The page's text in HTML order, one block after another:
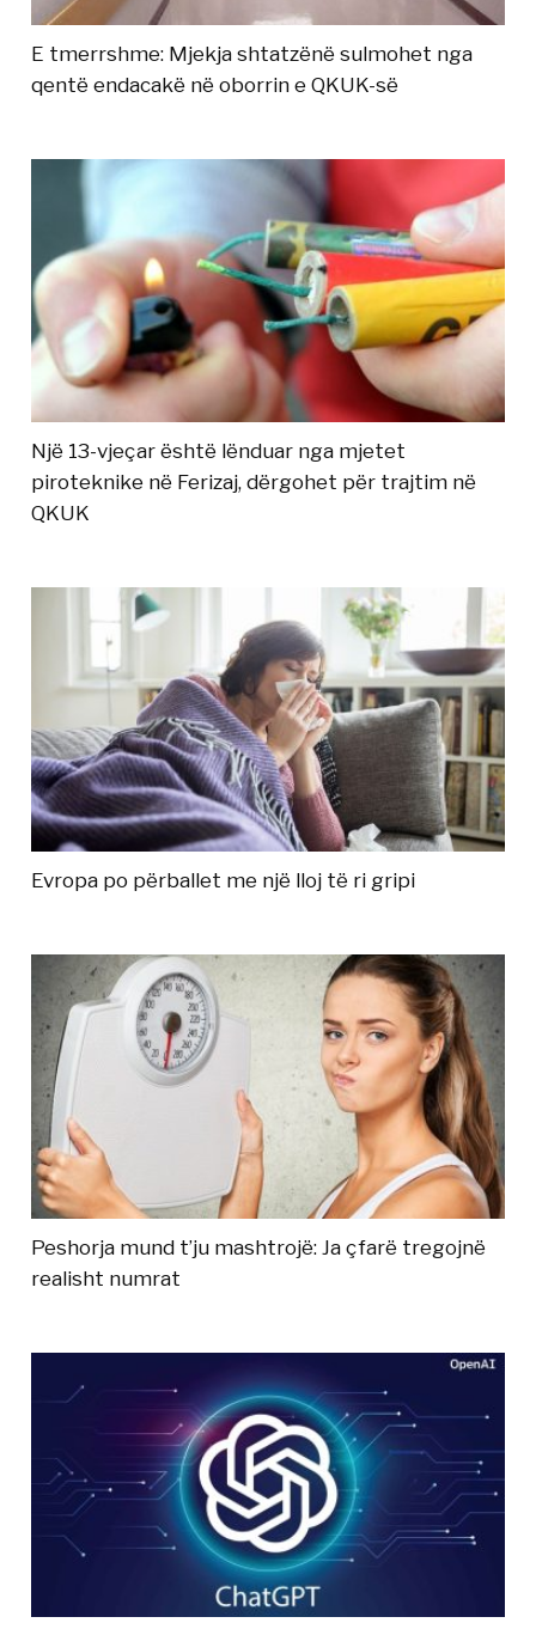
E tmerrshme: Mjekja shtatzënë sulmohet nga
qentë endacakë në oborrin e QKUK-së
Një 13-vjeçar është lënduar nga mjetet
piroteknike në Ferizaj, dërgohet për trajtim në
QKUK
Evropa po përballet me një lloj të ri gripi
Peshorja mund t’ju mashtrojë: Ja çfarë tregojnë
realisht numrat